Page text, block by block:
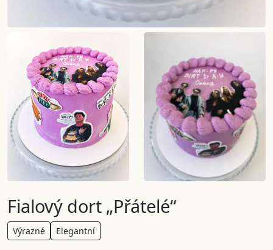
Fialový dort „Přátelé“
Výrazné Elegantní